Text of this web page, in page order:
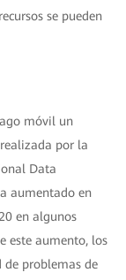
se pueden
móvil un
por la
Data
aumentado en
en algunos
este aumento, los
de problemas de